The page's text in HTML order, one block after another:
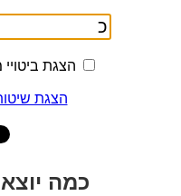
הצגת ביטויי
הצגת
כמה